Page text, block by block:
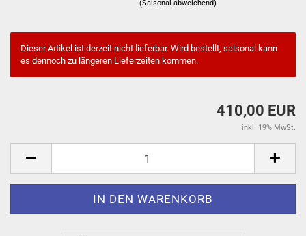
(Saisonal abweichend)
Dieser Artikel ist derzeit nicht lieferbar. Wird bestellt, saisonal kann
es dennoch zu längeren Lieferzeiten kommen.
410,00 EUR
inkl. 19% MwSt.